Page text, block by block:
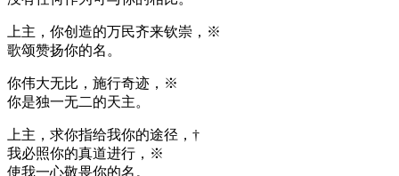
上主，你创造的万民齐来钦崇，※
歌颂赞扬你的名。
你伟大无比，施行奇迹，※
你是独一无二的天主。
上主，求你指给我你的途径，†
我必照你的真道进行，※
使我一心敬畏你的名。